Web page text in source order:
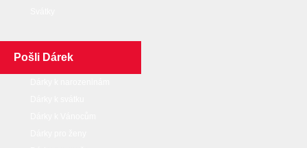
Pošli Dárek